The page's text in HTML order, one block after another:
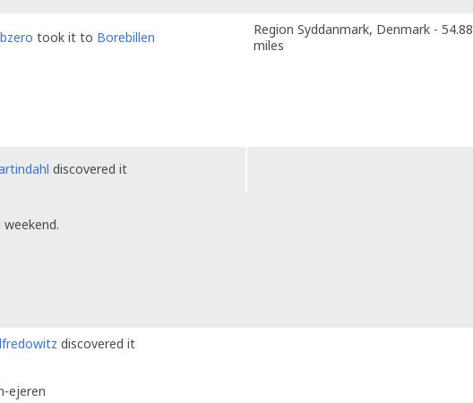
took it to Borebillen
Region Syddanmark, Denmark - 54.88
miles
discovered it
discovered it
ejeren